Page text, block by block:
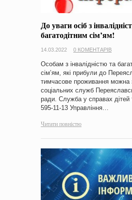
До уваги осіб з
багатодітним сім’ям!
14.03.2022 0 КОМЕНТАРІВ
Особам з інвалідністю та
сім’ям, які прибули до
тимчасове проживання можна
соціальних служб
ради. Служба у справах дітей
595-11-13 Управління…
Читати повністю